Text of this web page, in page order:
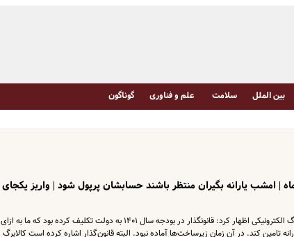
بین الملل سلامت علم و فناوری گوناگون
| امشب یارانه بگیران منتظر باشند حسابشان پرپول شود | واریز یکجای
وزیر تعاون، کار و رفاه اجتماعی درباره جزییات توزیع کالابرگ الکترونیکی اظهار کرد: قانونگذار در بودجه سال ۱۴۰۱ به دولت تکلیف کرده بود که ما به ازای
کند. در آن زمان زیرساخت‌ها آماده نبود. البته قانون‌گذار اشاره کرده است کالابرگ